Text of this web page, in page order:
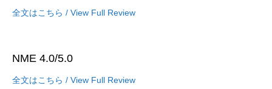
全文はこちら / View Full Review
NME 4.0/5.0
全文はこちら / View Full Review